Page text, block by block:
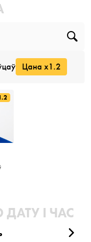
Цана x1.2
І ЧАС